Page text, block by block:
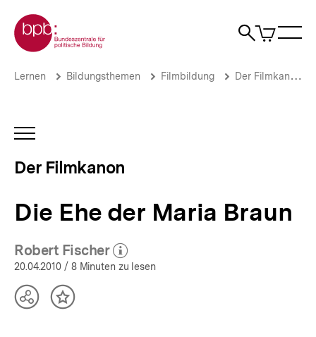
zum
Seiteninhalt
springen
Zur Startseite der bpb
Suche
Artikel
im
Die
Braun
Filmkanon
Brotkrümelnavigation
Pfadnavigation
Lernen Bildungsthemen Filmbildung Der Filmkanon
INHALTSNAVIGATION
Der Filmkanon
Die Ehe der Maria Braun
Robert Fischer
(Mehr zum Autor)
öffnen
20.04.2010 / 8 Minuten zu lesen
TeilenInhalt